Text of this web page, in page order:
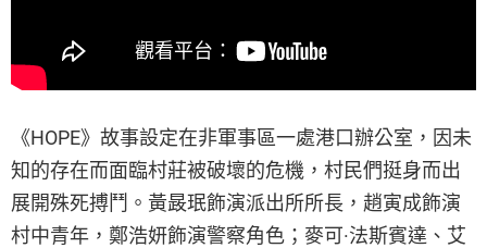
《HOPE》故事設定在非軍事區一處港口辦公室，因未
知的存在而面臨村莊被破壞的危機，村民們挺身而出
展開殊死搏鬥。黃晸珉飾演派出所所長，趙寅成飾演
村中青年，鄭浩妍飾演警察角色；麥可·法斯賓達、艾